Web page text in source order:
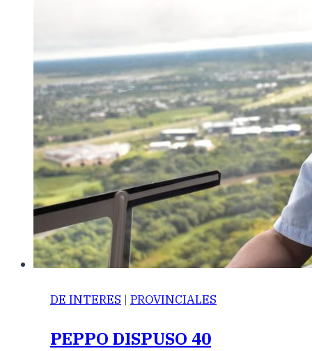
DE INTERES | PROVINCIALES
PEPPO DISPUSO 40